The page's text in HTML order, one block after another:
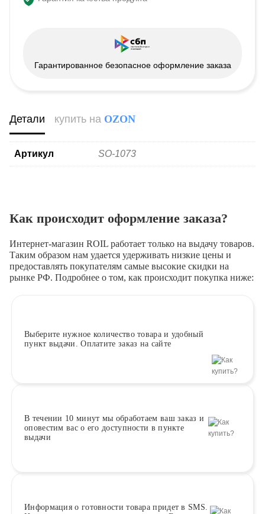
Гарантированное безопасное оформление заказа
Детали купить на OZON
Артикул SO-1073
Как происходит оформление заказа?
Интернет-магазин ROIL работает только на выдачу товаров.
Таким образом нам удается удерживать низкие цены и
предоставлять покупателям самые высокие скидки на
рынке РФ. Подробнее о том, как происходит покупка ниже:
Выберите нужное количество товара и удобный
пункт выдачи. Оплатите заказ на сайте
В течении 10 минут мы обработаем ваш заказ и
оповестим вас о его доступности в пункте
выдачи
Информация о готовности товара придет в SMS.